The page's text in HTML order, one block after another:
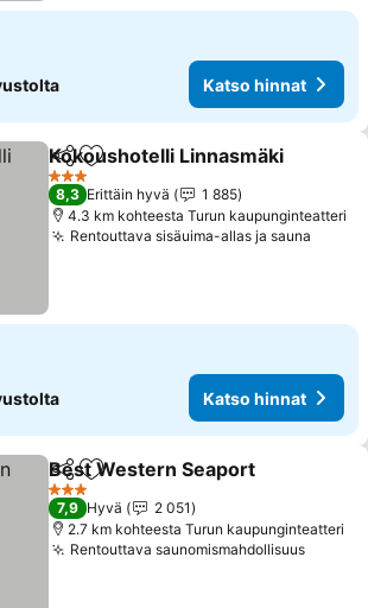
Katso hinnat
Jaa Lisää suosikkeihin
Kokoushotelli Linnasmäki
3 Tähtiluokitus
8,3 Erittäin hyvä
1 885
4.3 km kohteesta Turun kaupunginteatteri
Rentouttava sisäuima-allas ja sauna
Katso hinnat
Jaa Lisää suosikkeihin
Best Western Seaport
3 Tähtiluokitus
7,9 Hyvä
2 051
2.7 km kohteesta Turun kaupunginteatteri
Rentouttava saunomismahdollisuusKatso